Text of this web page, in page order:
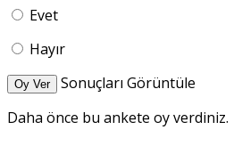
Evet
Hayır
Oy Ver
Sonuçları Görüntüle
Daha önce bu ankete oy verdiniz.